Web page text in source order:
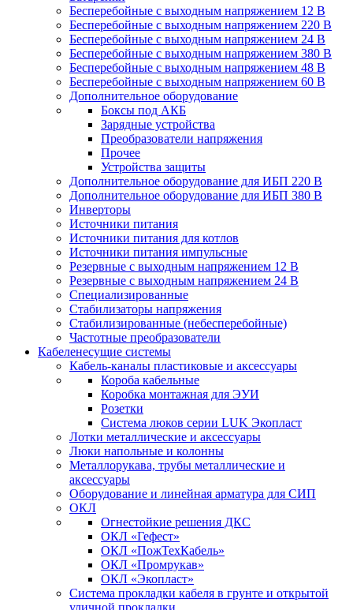
Бесперебойные с выходным напряжением 12 В
Бесперебойные с выходным напряжением 220 В
Бесперебойные с выходным напряжением 24 В
Бесперебойные с выходным напряжением 380 В
Бесперебойные с выходным напряжением 48 В
Бесперебойные с выходным напряжением 60 В
Дополнительное оборудование
Боксы под АКБ
Зарядные устройства
Преобразователи напряжения
Прочее
Устройства защиты
Дополнительное оборудование для ИБП 220 В
Дополнительное оборудование для ИБП 380 В
Инверторы
Источники питания
Источники питания для котлов
Источники питания импульсные
Резервные с выходным напряжением 12 В
Резервные с выходным напряжением 24 В
Специализированные
Стабилизаторы напряжения
Стабилизированные (небесперебойные)
Частотные преобразователи
Кабеленесущие системы
Кабель-каналы пластиковые и аксессуары
Короба кабельные
Коробка монтажная для ЭУИ
Розетки
Система люков серии LUK Экопласт
Лотки металлические и аксессуары
Люки напольные и колонны
Металлорукава, трубы металлические и
аксессуары
Оборудование и линейная арматура для СИП
ОКЛ
Огнестойкие решения ДКС
ОКЛ «Гефест»
ОКЛ «ПожТехКабель»
ОКЛ «Промрукав»
ОКЛ «Экопласт»
Система прокладки кабеля в грунте и открытой
уличной прокладки